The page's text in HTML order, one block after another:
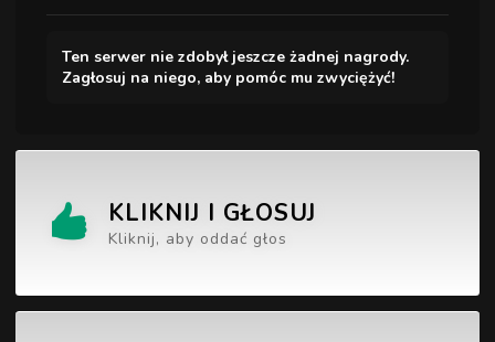
Ten serwer nie zdobył jeszcze żadnej nagrody.
Zagłosuj na niego, aby pomóc mu zwyciężyć!
KLIKNIJ I GŁOSUJ
Kliknij, aby oddać głos